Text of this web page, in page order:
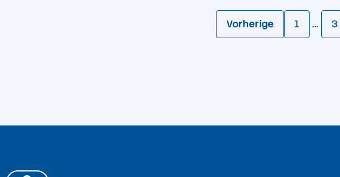
Vorherige 1 … 3